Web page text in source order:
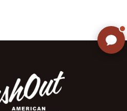
お答えします